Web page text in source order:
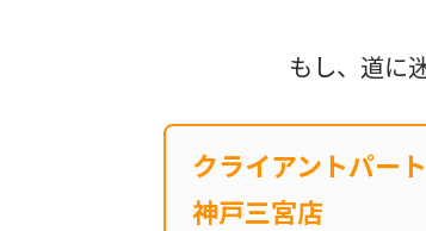
もし、道に
クライアントパー
神戸三宮店